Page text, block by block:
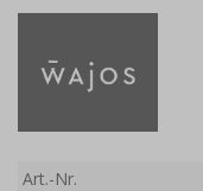
Art.-Nr.